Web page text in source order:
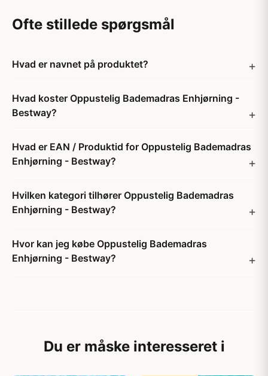
Ofte stillede spørgsmål
Hvad er navnet på produktet?
Hvad koster Oppustelig Bademadras Enhjørning -
Bestway?
Hvad er EAN / Produktid for Oppustelig Bademadras
Enhjørning - Bestway?
Hvilken kategori tilhører Oppustelig Bademadras
Enhjørning - Bestway?
Hvor kan jeg købe Oppustelig Bademadras
Enhjørning - Bestway?
Du er måske interesseret i